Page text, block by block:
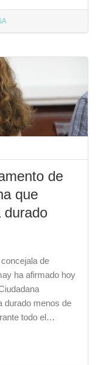
de
que
durado
de
ha afirmado hoy
durado menos de
todo el…